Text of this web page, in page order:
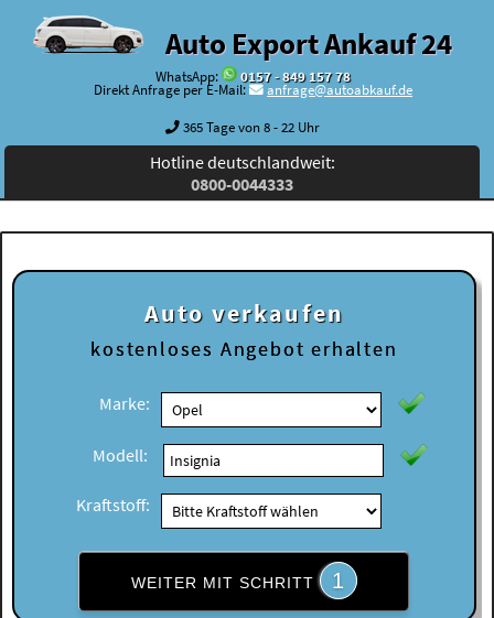
Auto Export Ankauf 24
WhatsApp:
0157 - 849 157 78
Direkt Anfrage per E-Mail:
anfrage@autoabkauf.de
365 Tage von 8 - 22 Uhr
Hotline deutschlandweit:
0800-0044333
Auto verkaufen
kostenloses Angebot erhalten
Marke:
Modell:
Kraftstoff:
WEITER MIT SCHRITT 1